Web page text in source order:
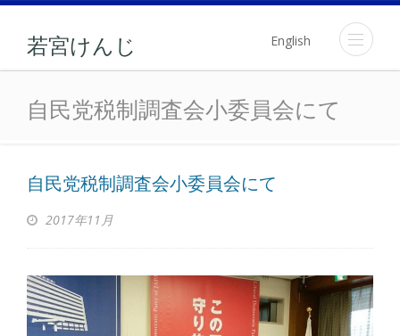
若宮けんじ English
自民党税制調査会小委員
自民党税制調査会小委員会にて
自民党税制調査会小委員会にて
2017年11月